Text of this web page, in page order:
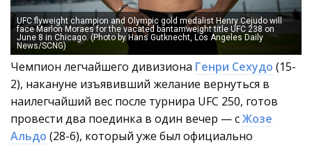
UFC flyweight champion and Olympic gold medalist Henry Cejudo will
face Marlon Moraes for the vacated bantamweight title UFC 238 on
June 8 in Chicago. (Photo by Hans Gutknecht, Los Angeles Daily
News/SCNG)
Чемпион легчайшего дивизиона Генри Сехудо (15-
2), накануне изъявивший желание вернуться в
наилегчайший вес после турнира UFC 250, готов
провести два поединка в один вечер — сЖозе
Альдо (28-6), который уже был официально